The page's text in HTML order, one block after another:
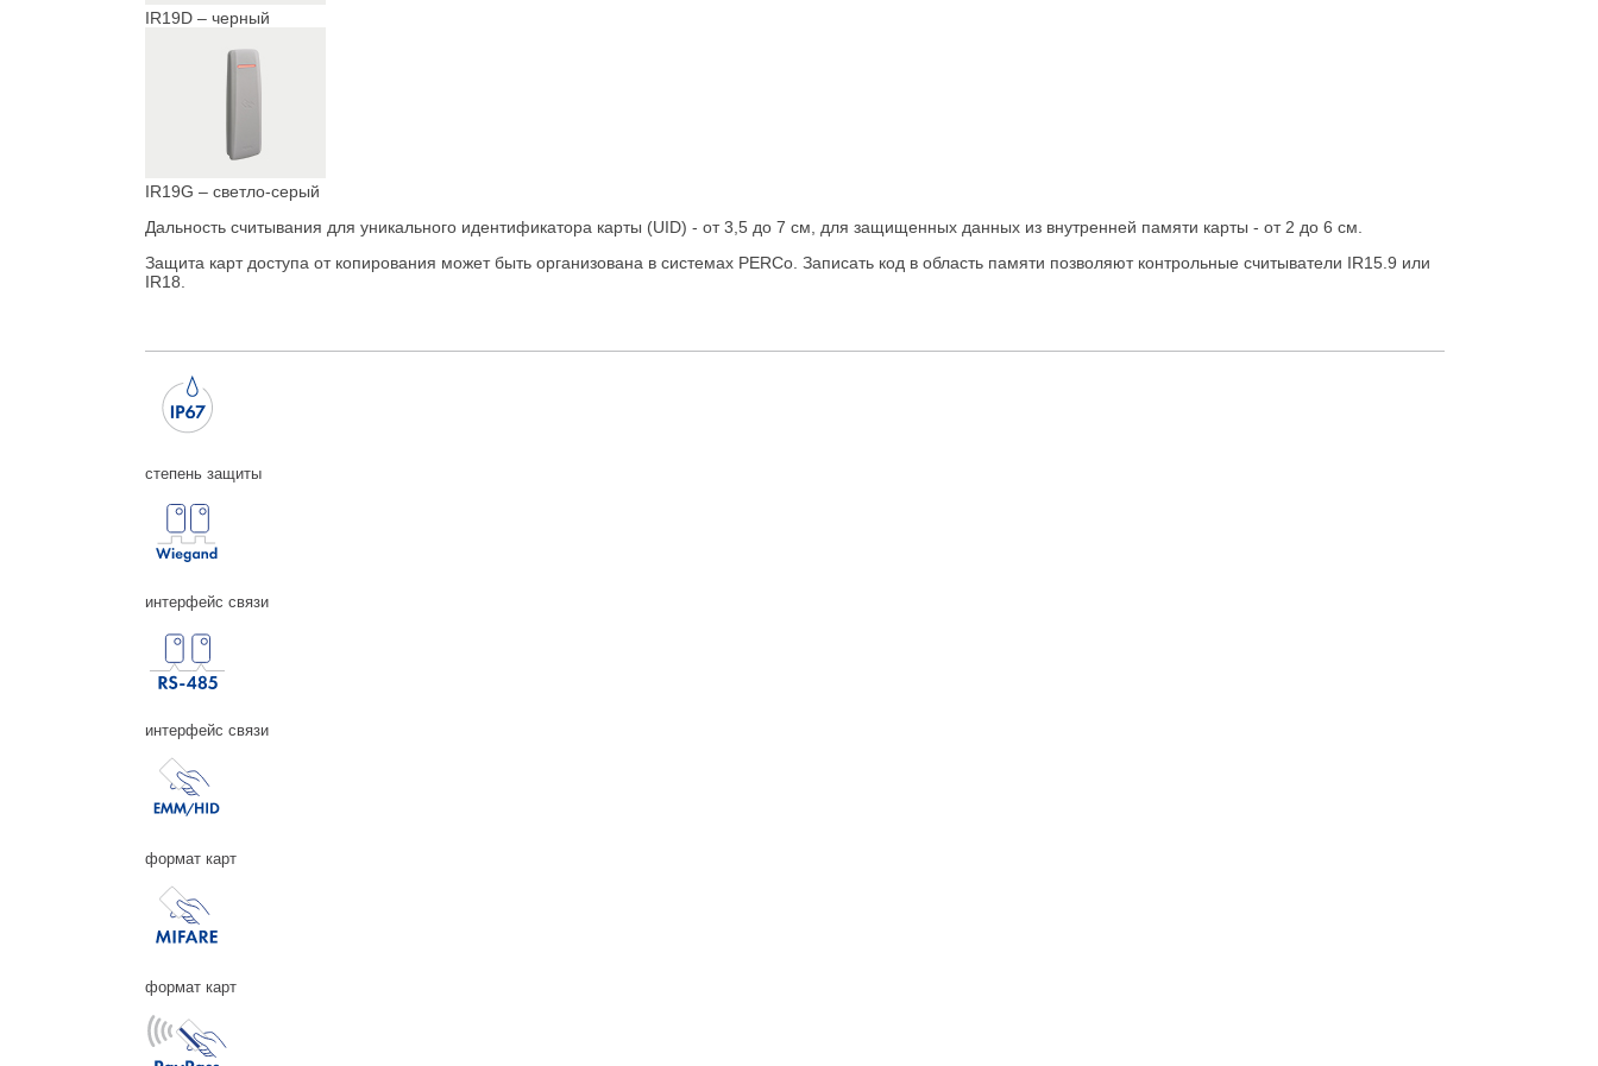
IR19D – черный
IR19G – светло-серый
Дальность считывания для уникального идентификатора карты (UID) - от 3,5 до 7 см, для защищенных данных из внутренней памяти карты - от 2 до 6 см.
Защита карт доступа от копирования может быть организована в системах PERCo. Записать код в область памяти позволяют контрольные считыватели IR15.9 или
IR18.
степень защиты
интерфейс связи
интерфейс связи
формат карт
формат карт